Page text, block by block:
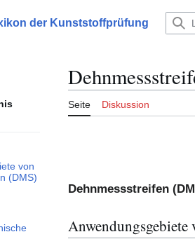
der Kunststoffprüfung
von
(DMS)
von Dehnmessstreifen (DMS) umschalten
Seite Diskussion
Dehnmessstreifen